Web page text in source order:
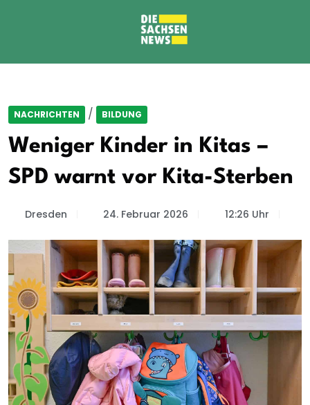
NACHRICHTEN / BILDUNG
Weniger Kinder in Kitas –
SPD warnt vor Kita-Sterben
Dresden 24. Februar 2026 12:26 Uhr